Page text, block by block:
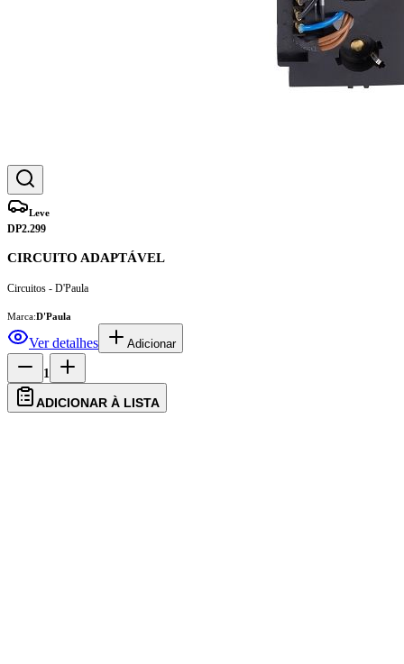
Leve
DP2.299
CIRCUITO ADAPTÁVEL
Circuitos - D'Paula
Marca:D'Paula
Ver detalhes Adicionar
1
ADICIONAR À LISTA